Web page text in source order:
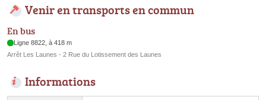
Venir en transports en commun
En bus
Ligne 8822, à 418 m
Arrêt Les Launes - 2 Rue du Lotissement des Launes
Informations